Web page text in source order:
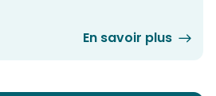
En savoir plus